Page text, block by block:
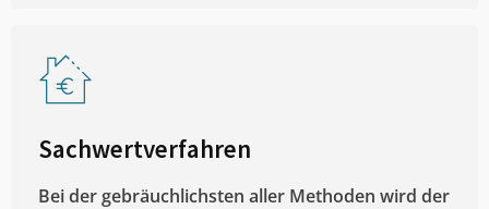
Sachwertverfahren
Bei der gebräuchlichsten aller Methoden wird der